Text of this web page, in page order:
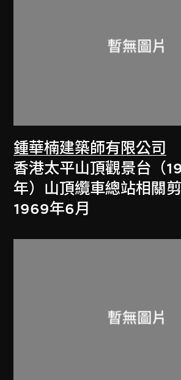
鍾華楠建築師有限公司
香港太平山頂觀景台（
年）山頂纜車總站相關
1969年6月